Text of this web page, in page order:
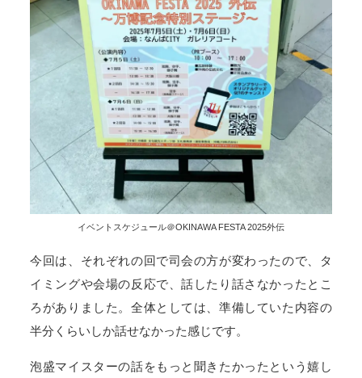
イベントスケジュール＠OKINAWA FESTA 2025外伝
今回は、それぞれの回で司会の方が変わったので、タ
イミングや会場の反応で、話したり話さなかったとこ
ろがありました。全体としては、準備していた内容の
半分くらいしか話せなかった感じです。
泡盛マイスターの話をもっと聞きたかったという嬉し